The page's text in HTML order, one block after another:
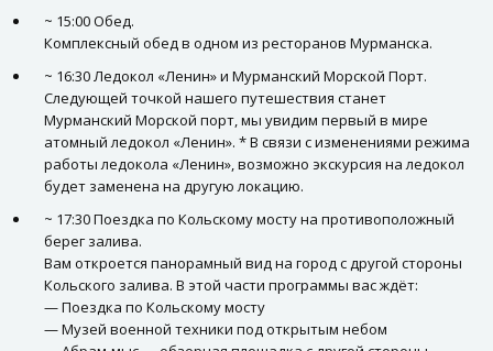
~ 15:00 Обед.
Комплексный обед в одном из ресторанов Мурманска.
~ 16:30 Ледокол «Ленин» и Мурманский Морской Порт.
Следующей точкой нашего путешествия станет
Мурманский Морской порт, мы увидим первый в мире
атомный ледокол «Ленин». * В связи с изменениями режима
работы ледокола «Ленин», возможно экскурсия на ледокол
будет заменена на другую локацию.
~ 17:30 Поездка по Кольскому мосту на противоположный
берег залива.
Вам откроется панорамный вид на город с другой стороны
Кольского залива. В этой части программы вас ждёт:
— Поездка по Кольскому мосту
— Музей военной техники под открытым небом